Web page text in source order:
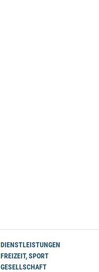
DIENSTLEISTUNGEN
FREIZEIT, SPORT
GESELLSCHAFT